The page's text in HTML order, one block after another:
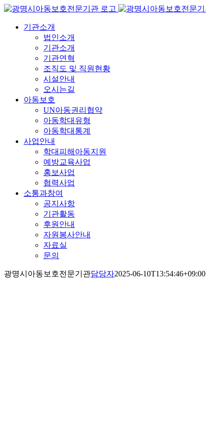
콘
기관소개
법인소개
기관소개
기관연혁
조직도 및 직원현황
시설안내
오시는길
아동보호
UN아동권리협약
아동학대유형
아동학대통계
사업안내
학대피해아동지원
예방교육사업
홍보사업
협력사업
소통과참여
공지사항
기관활동
후원안내
자원봉사안내
자료실
문의
광명시아동보호전문기관담당자2025-06-10T13:54:46+09:00